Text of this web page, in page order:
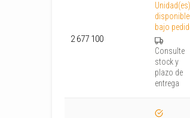
2 677 100
Unidad(es)
bajo
Consulte
stock y
plazo de
entrega